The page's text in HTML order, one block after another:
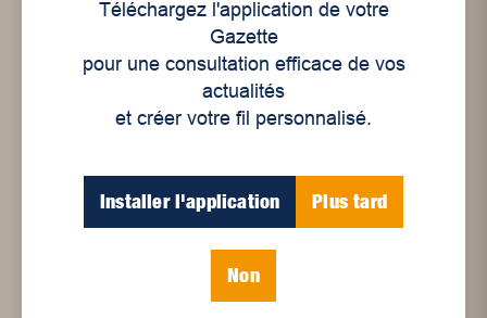
Le mantra libéral
Téléchargez l'application de votre
Gazette
pour une consultation efficace de vos
actualités
et créer votre fil personnalisé.
Installer l'application Plus tard
Non